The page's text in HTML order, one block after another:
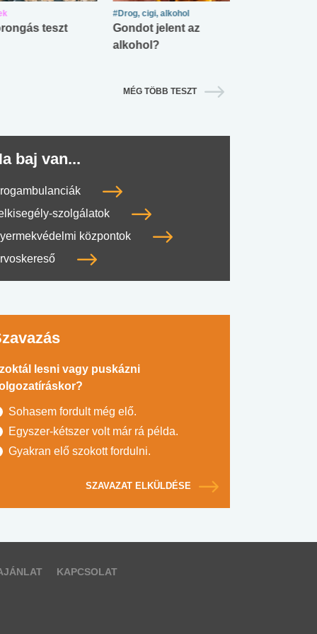
teszt
#Drog, cigi, alkohol
Gondot jelent az
alkohol?
MÉG TÖBB TESZT
baj van...
szolgálatok
központok
lesni vagy puskázni
Sohasem fordult még elő.
Egyszer-kétszer volt már rá példa.
Gyakran elő szokott fordulni.
SZAVAZAT ELKÜLDÉSE
KAPCSOLAT